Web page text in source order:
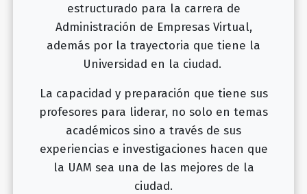
estructurado para la carrera de
Administración de Empresas Virtual,
además por la trayectoria que tiene la
Universidad en la ciudad.
La capacidad y preparación que tiene sus
profesores para liderar, no solo en temas
académicos sino a través de sus
experiencias e investigaciones hacen que
la UAM sea una de las mejores de la
ciudad.